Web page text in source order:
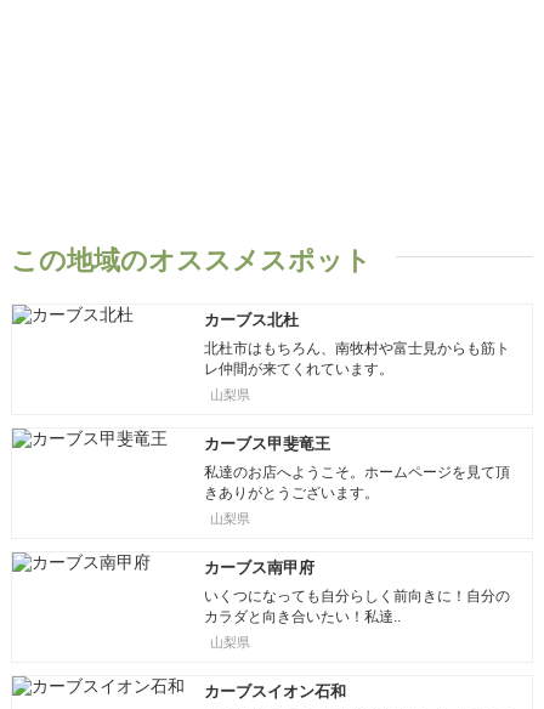
この地域のオススメスポット
カーブス北杜
北杜市はもちろん、南牧村や富士見からも筋ト
レ仲間が来てくれています。
山梨県
カーブス甲斐竜王
私達のお店へようこそ。ホームページを見て頂
きありがとうございます。
山梨県
カーブス南甲府
いくつになっても自分らしく前向きに！自分の
カラダと向き合いたい！私達..
山梨県
カーブスイオン石和